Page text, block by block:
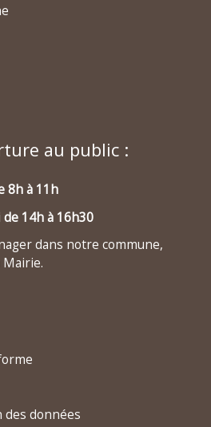
au public :
8h à 11h
de 14h à 16h30
dans notre commune,
données